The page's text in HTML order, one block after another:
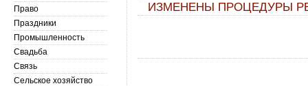
ИЗМЕНЕНЫ ПРОЦЕДУРЫ
Право
Праздники
Промышленность
Свадьба
Связь
Сельское хозяйство